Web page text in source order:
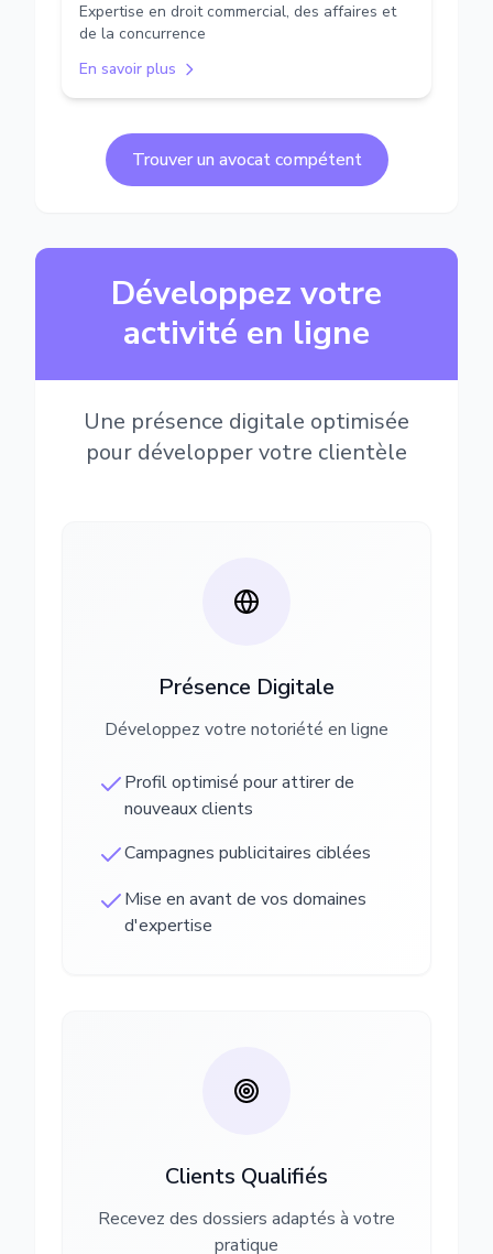
Expertise en droit commercial, des affaires et
de la concurrence
En savoir plus
Trouver un avocat compétent
Développez votre
activité en ligne
Une présence digitale optimisée
pour développer votre clientèle
Présence Digitale
Développez votre notoriété en ligne
Profil optimisé pour attirer de
nouveaux clients
Campagnes publicitaires ciblées
Mise en avant de vos domaines
d'expertise
Clients Qualifiés
Recevez des dossiers adaptés à votre
pratique